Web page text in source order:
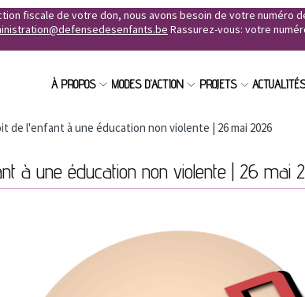
fiscale de votre don, nous avons besoin de votre numéro
Rassurez-vous: votre
À PROPOS MODES D'ACTION PROJETS ACTUALITÉS
de l'enfant à une éducation non violente | 26 mai 2026
à une éducation non violente | 26 mai